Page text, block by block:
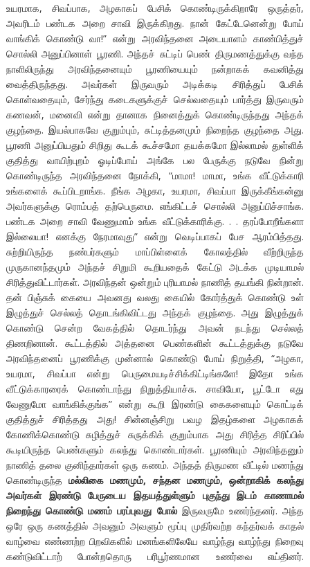
உயரமாக, சிவப்பாக, அழகாகப் பேசிக் கொண்டிருக்கிறாரே ஒருத்தர்,
அவரிடம் பண்டக அறை சாவி இருக்கிறது. நான் கேட்டேனென்று போய்
வாங்கிக் கொண்டு வா!” என்று அரவிந்தனை அடையாளம் காண்பித்துச்
சொல்லி அனுப்பினாள் பூரணி. அந்தச் சுட்டிப் பெண் திருமணத்துக்கு வந்த
நாளிலிருந்து அரவிந்தனையும் பூரணியையும் நன்றாகக் கவனித்து
வைத்திருந்தது. அவர்கள் இருவரும் அடிக்கடி சிரித்துப் பேசிக்
கொள்வதையும், சேர்ந்து கடைகளுக்குச் செல்வதையும் பார்த்து இருவரும்
கணவன், மனைவி என்று தானாக நினைத்துக் கொண்டிருந்தது அந்தக்
குழந்தை. இயல்பாகவே குறும்பும், சுட்டித்தனமும் நிறைந்த குழந்தை அது.
பூரணி அனுப்பியதும் சிறிது கூடக் கூச்சமோ தயக்கமோ இல்லாமல் துள்ளிக்
குதித்து வாயிற்புறம் ஓடிப்போய் அங்கே பல பேருக்கு நடுவே நின்று
கொண்டிருந்த அரவிந்தனை நோக்கி, “மாமா! மாமா, உங்க வீட்டுக்காரி
உங்களைக் கூப்பிடறாங்க. நீங்க அழகா, உயரமா, சிவப்பா இருக்கீங்கன்னு
அவர்களுக்கு ரொம்பத் தற்பெருமை. எங்கிட்டச் சொல்லி அனுப்பிச்சாங்க.
பண்டக அறை சாவி வேணுமாம் உங்க வீட்டுக்காரிக்கு. . . தரப்போறீங்களா
இல்லையா! எனக்கு நேரமாவுது” என்று வெடிப்பாகப் பேச ஆரம்பித்தது.
சுற்றியிருந்த நண்பர்களும் மாப்பிள்ளைக் கோலத்தில் வீற்றிருந்த
முருகானந்தமும் அந்தச் சிறுமி கூறியதைக் கேட்டு அடக்க முடியாமல்
சிரித்துவிட்டார்கள். அரவிந்தன் ஒன்றும் புரியாமல் நாணித் தயங்கி நின்றான்.
தன் பிஞ்சுக் கையை அவனது வலது கையில் கோர்த்துக் கொண்டு உள்
இழுத்துச் செல்லத் தொடங்கிவிட்டது அந்தக் குழந்தை. அது இழுத்துக்
கொண்டு சென்ற வேகத்தில் தொடர்ந்து அவன் நடந்து செல்லத்
திணறினான். கூட்டத்தில் அத்தனை பெண்களின் கூட்டத்துக்கு நடுவே
அரவிந்தனைப் பூரணிக்கு முன்னால் கொண்டு போய் நிறுத்தி, “அழகா,
உயரமா, சிவப்பா என்று பெருமையடிச்சிக்கிட்டிங்களே! இதோ உங்க
வீட்டுக்காரரைக் கொண்டாந்து நிறுத்தியாச்சு. சாவியோ, பூட்டோ எது
வேணுமோ வாங்கிக்குங்க” என்று கூறி இரண்டு கைகளையும் கொட்டிக்
குதித்துச் சிரித்தது அது! சின்னஞ்சிறு பவழ இதழ்களை அழகாகக்
கோணிக்கொண்டு சுழித்துச் சுருக்கிக் குறும்பாக அது சிரித்த சிரிப்பில்
கூடியிருந்த பெண்களும் கலந்து கொண்டார்கள். பூரணியும் அரவிந்தனும்
நாணித் தலை குனிந்தார்கள் ஒரு கணம். அந்தத் திருமண வீட்டில் மணந்து
கொண்டிருந்தமல்லிகை மணமும், சந்தன மணமும், ஒன்றாகிக் கலந்து
அவர்கள் இரண்டு பேருடைய இதயத்துள்ளும் புகுந்து இடம் காணாமல்
நிறைந்து கொண்டு மணம் பரப்புவது போல்இருவருமே உணர்ந்தனர். அந்த
ஒரே ஒரு கணத்தில் அவனும் அவளும் மூப்பு முதிர்வற்ற கந்தர்வக் காதல்
வாழ்வை எண்ணற்ற பிறவிகளில் மனங்களிலேயே வாழ்ந்து வாழ்ந்து நிறைவு
கண்டுவிட்டாற் போன்றதொரு பரிபூர்ணமான உணர்வை எய்தினர்.